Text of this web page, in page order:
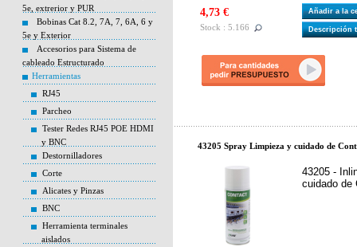
5e, extrerior y PUR
Bobinas Cat 8.2, 7A, 7, 6A, 6 y
5e y Exterior
Accesorios para Sistema de
cableado Estructurado
Herramientas
RJ45
Parcheo
Tester Redes RJ45 POE HDMI
y BNC
Destornilladores
Corte
Alicates y Pinzas
BNC
Herramienta terminales
aislados
4,73 €
Stock : 5.166
Añadir a la
Descripción
43205 Spray Limpieza y cuidado de
43205 -
cuidado de